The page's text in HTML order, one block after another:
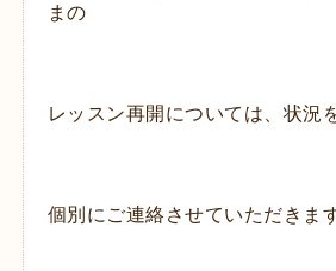
まの
レッスン再開については、状況
個別にご連絡させていただきま